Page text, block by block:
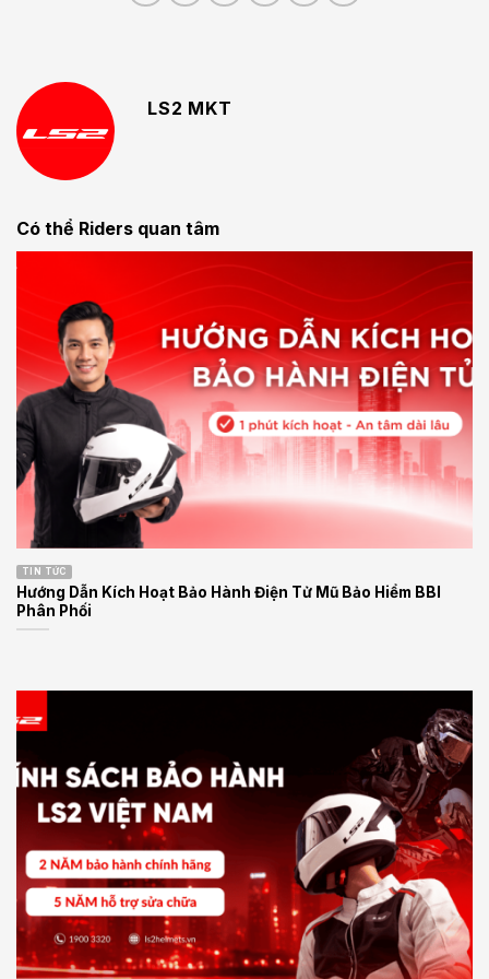
LS2 MKT
Có thể Riders quan tâm
TIN TỨC
Hướng Dẫn Kích Hoạt Bảo Hành Điện Tử Mũ Bảo Hiểm BBI
Phân Phối